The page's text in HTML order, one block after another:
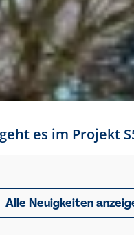
geht es im Projekt
Alle Neuigkeiten